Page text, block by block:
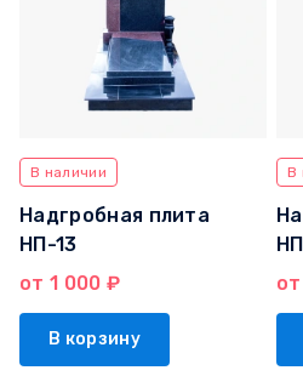
В наличии
Надгробная плита
НП-13
от 1 000 ₽
В корзину
В